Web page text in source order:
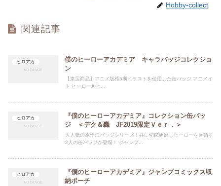
Hobby-collect
関連記事
ヒロアカ
僕のヒーローアカデミア キャラバッジコレクショ
ン
【東宝商品】アニメ版権5期イラストを使用した缶バッジ アニメイ
ト ヒーローA ヒ...
ヒロアカ
『僕のヒーローアカデミア』コレクション缶バッ
ジ ＜デク＆轟 JF2019限定Ｖｅｒ．＞
大人気の原作缶バッジシリーズ！共に切磋琢磨しヒーローを目指す
2人の缶バッジが登場！ ジャンプ...
ヒロアカ
『僕のヒーローアカデミア』ジャンプコミックス収
納ポーチ